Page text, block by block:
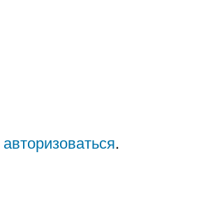
авторизоваться.